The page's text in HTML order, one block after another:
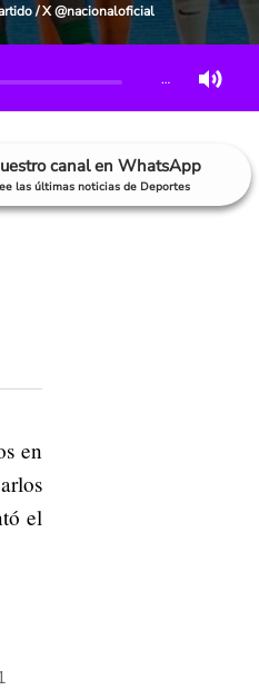
/ X @nacionaloficial
…
canal en WhatsApp
las últimas noticias de Deportes
en
el